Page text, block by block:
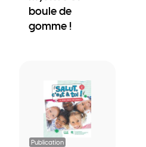
boule de
gomme !
Publication